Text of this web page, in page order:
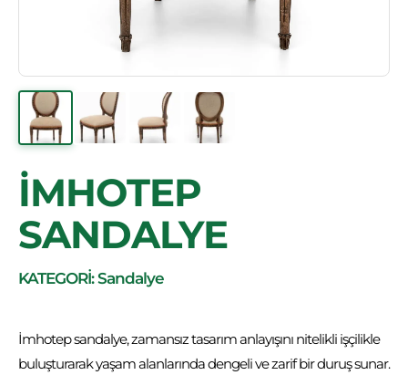
İMHOTEP
SANDALYE
KATEGORİ: Sandalye
İmhotep sandalye, zamansız tasarım anlayışını nitelikli işçilikle
buluşturarak yaşam alanlarında dengeli ve zarif bir duruş sunar.